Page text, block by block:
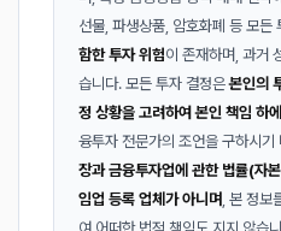
선물, 파생상품, 암호화폐 등 모든
함한 투자 위험이 존재하며, 과거
습니다. 모든 투자 결정은본인의
정 상황을 고려하여 본인 책임 하에
융투자 전문가의 조언을 구하시기
장과 금융투자업에 관한 법률(자
임업 등록 업체가 아니며 , 본 정